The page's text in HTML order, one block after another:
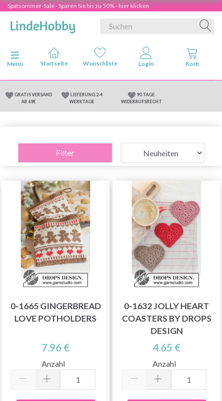
Spätsommer-Sale - Sparen Sie bis zu 50% - hier klicken
Anzeige ändern
Menü
GRATIS VERSAND
AB 69€
LIEFERUNG 2-4
WERKTAGE
90 TAGE
WIDERRUFSRECHT
Filter
0-1665 GINGERBREAD
LOVE POTHOLDERS
7.96 €
Anzahl
0-1632 JOLLY HEART
COASTERS BY DROPS
DESIGN
4.65 €
Anzahl